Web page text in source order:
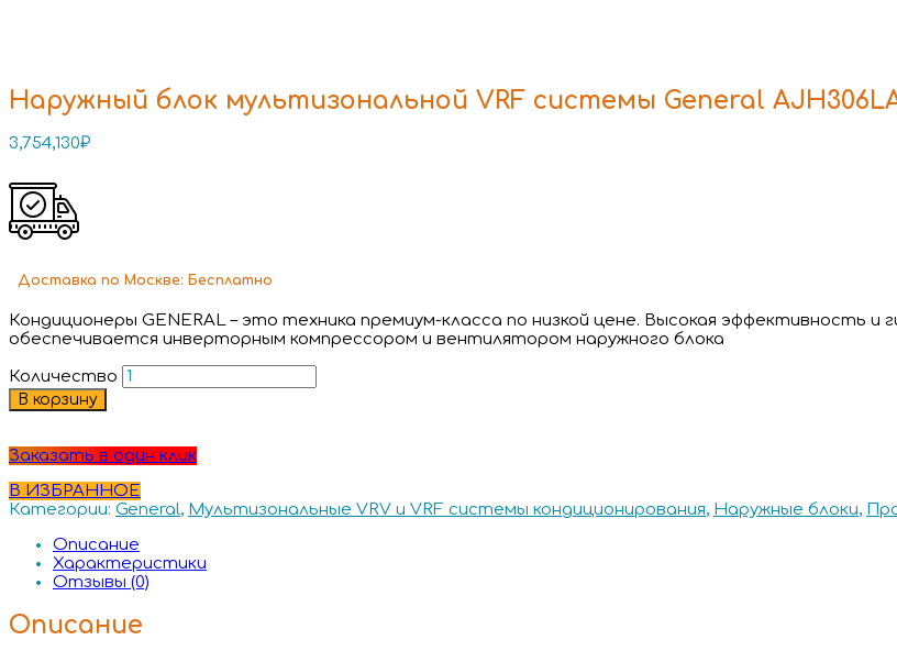
Наружный блок мультизональной VRF системы General
3,754,130₽
Доставка по Москве: Бесплатно
Кондиционеры GENERAL – это техника премиум-класса по низкой цене. Высокая эффективность
обеспечивается инверторным компрессором и вентилятором наружного блока
Количество
В корзину
Заказать в один клик
В ИЗБРАННОЕ
Категории: General, Мультизональные VRV и VRF системы кондиционирования, Наружные блоки,
Описание
Характеристики
Отзывы (0)
Описание